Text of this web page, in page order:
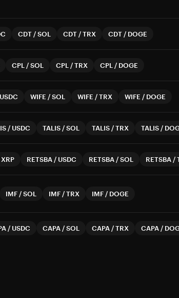
CDT /SOL CDT /TRX CDT / DOGE
CPL /SOL CPL /TRX CPL / DOGE
USDC WIFE /SOL WIFE /TRX WIFE / DOGE
/ USDC TALIS /SOL TALIS /TRX TALIS /
XRP RETSBA / USDC RETSBA /SOL RETSBA /
IMF /SOL IMF /TRX IMF / DOGE
/ USDC CAPA /SOL CAPA /TRX CAPA /